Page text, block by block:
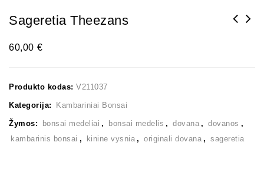
Sageretia Theezans
60,00 €
Produkto kodas: V211037
Kategorija: Kambariniai Bonsai
Žymos: bonsai medeliai , bonsai medelis , dovana , dovanos ,
kambarinis bonsai , kinine vysnia , originali dovana , sageretia